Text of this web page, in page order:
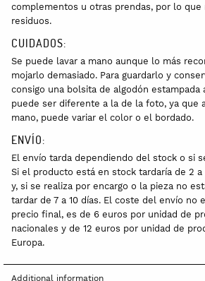
complementos u otras prendas, por lo que
residuos.
CUIDADOS:
Se puede lavar a mano aunque lo más
mojarlo demasiado. Para guardarlo y
consigo una bolsita de algodón estampada
puede ser diferente a la de la foto, ya que
mano, puede variar el color o el bordado.
ENVÍO:
El envío tarda dependiendo del stock o si
Si el producto está en stock tardaría de 2 a
y, si se realiza por encargo o la pieza no
tardar de 7 a 10 días. El coste del envío no
precio final, es de 6 euros por unidad de
nacionales y de 12 euros por unidad de
Europa.
Additional information